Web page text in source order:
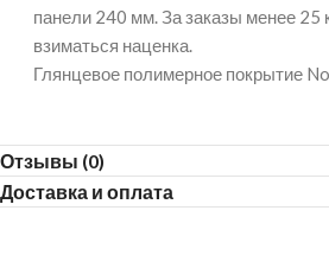
панели 240 мм. За заказы менее 25
взиматься наценка.
Глянцевое полимерное покрытие
Отзывы (0)
Доставка и оплата